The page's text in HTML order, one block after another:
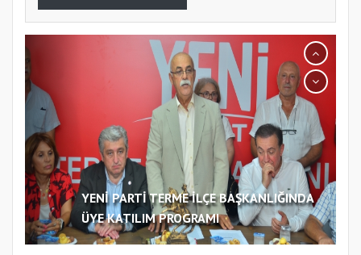
YENİ PARTİ TERME İLÇE BAŞKANLIĞINDA
ÜYE KATILIM PROGRAMI